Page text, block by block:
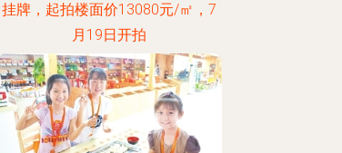
挂牌，起拍楼面价13080元/㎡，7
月19日开拍